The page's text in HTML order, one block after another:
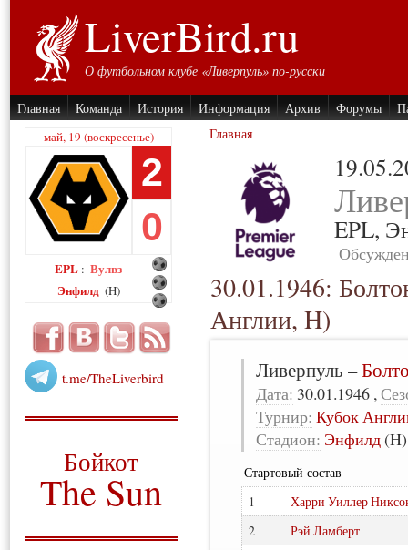
LiverBird.ru
О футбольном клубе «Ливерпуль» по-русски
Главная Команда История Информация Архив Форумы
май, 19 (воскресенье)
2
0
EPL : Вулвз
Энфилд (H)
t.me/TheLiverbird
Бойкот
The Sun
Главная
EPL,
30.01.1946:
Англии, H)
Ливерпуль –
Дата: 30.01.1946 ,
Турнир: Кубок
Стадион: Энфилд (H)
Стартовый состав
1
Харри Уиллер
2
Рэй Ламберт